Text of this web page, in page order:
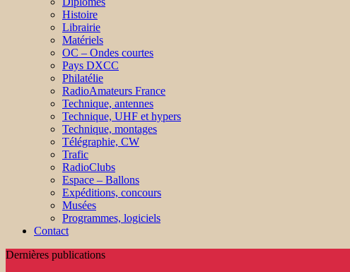
Histoire
Librairie
Matériels
OC – Ondes courtes
Pays DXCC
Philatélie
RadioAmateurs France
Technique, antennes
Technique, UHF et hypers
Technique, montages
Télégraphie, CW
Trafic
RadioClubs
Espace – Ballons
Expéditions, concours
Musées
Programmes, logiciels
Contact
Dernières publications